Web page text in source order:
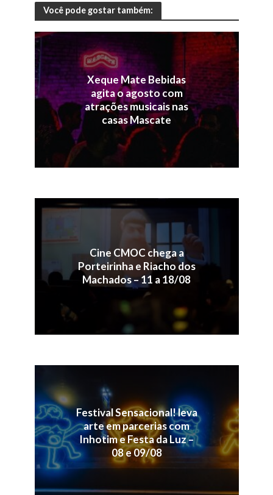
Você pode gostar também:
Xeque Mate Bebidas
agita o agosto com
atrações musicais nas
casas Mascate
Cine CMOC chega a
Porteirinha e Riacho dos
Machados – 11 a 18/08
Festival Sensacional! leva
arte em parcerias com
Inhotim e Festa da Luz –
08 e 09/08